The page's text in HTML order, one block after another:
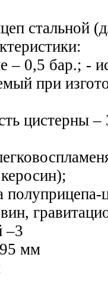
стальной
– 0,5 бар.; -
при
цистерны
–3
мм